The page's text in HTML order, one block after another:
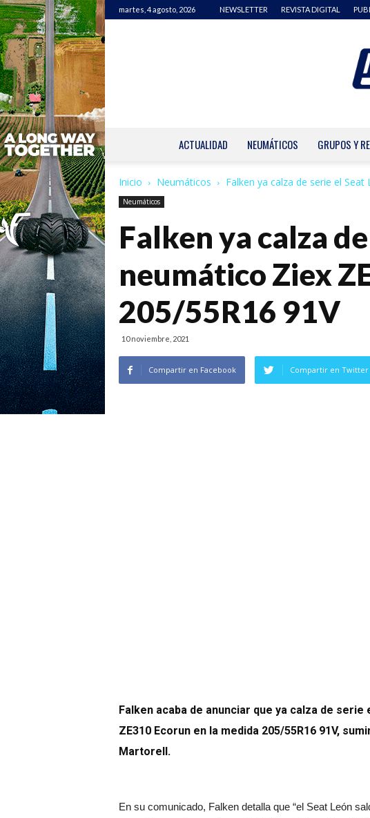
martes, 4 agosto, 2026 NEWSLETTER REVISTA DIGITAL
ACTUALIDAD NEUMÁTICOS GRUPOS Y
Inicio Neumáticos Falken ya calza de serie el
Neumáticos
Falken ya calza
neumático Ziex
205/55R16 91V
10 noviembre, 2021
Compartir en Facebook Compartir en Twitter
Falken acaba de anunciar que ya calza de
ZE310 Ecorun en la medida 205/55R16 91V,
Martorell.
En su comunicado, Falken detalla que “el Seat León